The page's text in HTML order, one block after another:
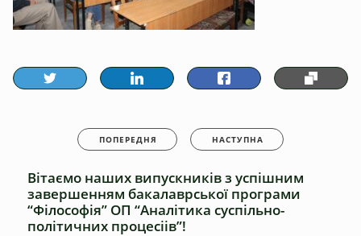
ПОПЕРЕДНЯ НАСТУПНА
Вітаємо наших випускників з успішним
завершенням бакалаврської програми
“Філософія” ОП “Аналітика суспільно-
політичних процесіів”!